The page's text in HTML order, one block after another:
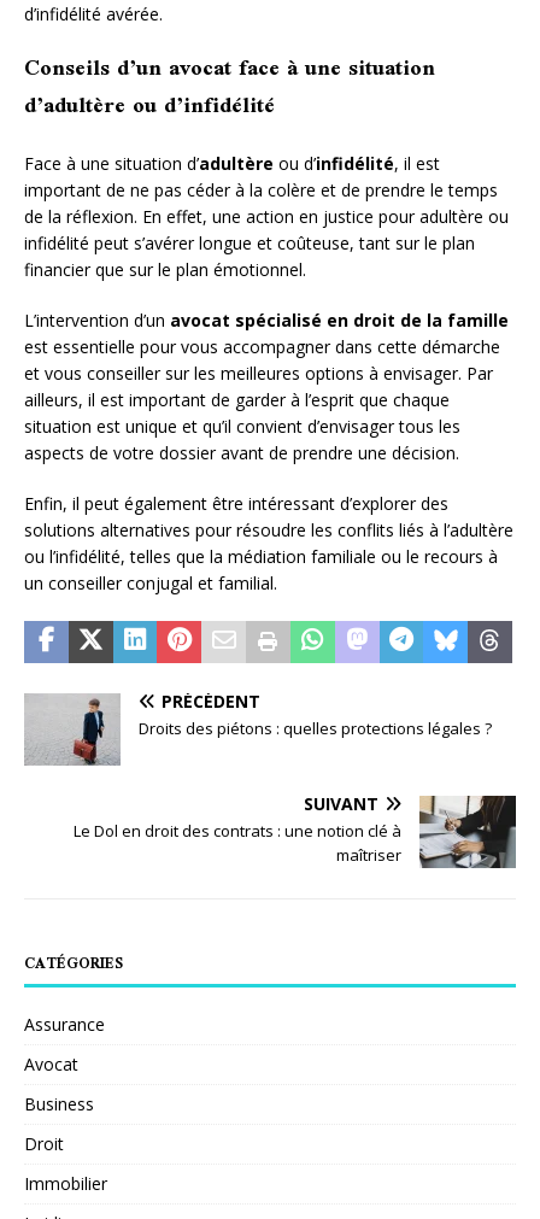
d’infidélité avérée.
Conseils d’un avocat face à une situation
d’adultère ou d’infidélité
Face à une situation d’adultère ou d’infidélité, il est
important de ne pas céder à la colère et de prendre le temps
de la réflexion. En effet, une action en justice pour adultère ou
infidélité peut s’avérer longue et coûteuse, tant sur le plan
financier que sur le plan émotionnel.
L’intervention d’un avocat spécialisé en droit de la famille
est essentielle pour vous accompagner dans cette démarche
et vous conseiller sur les meilleures options à envisager. Par
ailleurs, il est important de garder à l’esprit que chaque
situation est unique et qu’il convient d’envisager tous les
aspects de votre dossier avant de prendre une décision.
Enfin, il peut également être intéressant d’explorer des
solutions alternatives pour résoudre les conflits liés à l’adultère
ou l’infidélité, telles que la médiation familiale ou le recours à
un conseiller conjugal et familial.
PRÉCÉDENT
Droits des piétons : quelles protections légales ?
SUIVANT
Le Dol en droit des contrats : une notion clé à
maîtriser
CATÉGORIES
Assurance
Avocat
Business
Droit
Immobilier